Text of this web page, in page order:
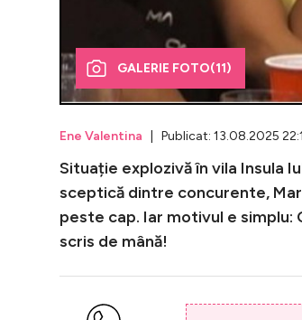
GALERIE FOTO(11)
Ene Valentina | Publicat: 13.08.2025
Situație explozivă în vila Insula
sceptică dintre concurente,
peste cap. Iar motivul e simplu:
scris de mână!